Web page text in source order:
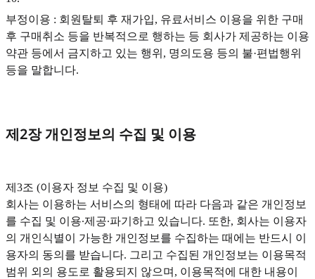
부정이용 : 회원탈퇴 후 재가입, 유료서비스 이용을 위한 구매
후 구매취소 등을 반복적으로 행하는 등 회사가 제공하는 이용
약관 등에서 금지하고 있는 행위, 명의도용 등의 불·편법행위
등을 말합니다.
제2장 개인정보의 수집 및 이용
‍제3조 (이용자 정보 수집 및 이용)
회사는 이용하는 서비스의 형태에 따라 다음과 같은 개인정보
를 수집 및 이용∙제공∙파기하고 있습니다. 또한, 회사는 이용자
의 개인식별이 가능한 개인정보를 수집하는 때에는 반드시 이
용자의 동의를 받습니다. 그리고 수집된 개인정보는 이용목적
범위 외의 용도로 활용되지 않으며, 이용목적에 대한 내용이